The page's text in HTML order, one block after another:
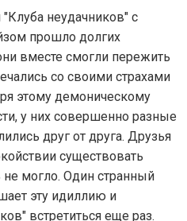
неудачников" с
прошло долгих
вместе смогли пережить
со своими страхами
этому демоническому
у них совершенно разные
друг от друга. Друзья
существовать
могло. Один странный
эту идиллию и
встретиться еще раз.